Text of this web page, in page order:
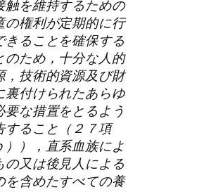
触を維持するための
の権利が定期的に行
きることを確保する
のため，十分な人的
，技術的資源及び財
裏付けられたあらゆ
要な措置をとるよう
すること（２７項
）），直系血族によ
の又は後見人による
を含めたすべての養